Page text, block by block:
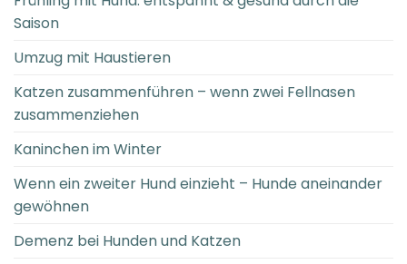
Saison
Umzug mit Haustieren
Katzen zusammenführen – wenn zwei Fellnasen
zusammenziehen
Kaninchen im Winter
Wenn ein zweiter Hund einzieht – Hunde aneinander
gewöhnen
Demenz bei Hunden und Katzen